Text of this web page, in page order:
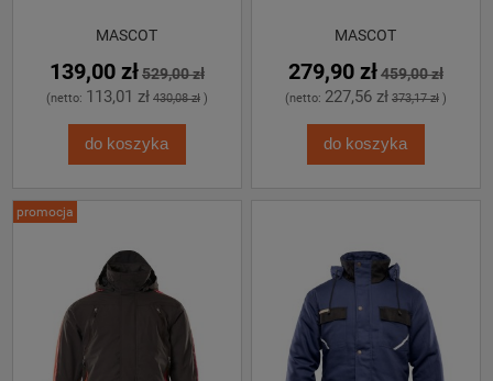
MASCOT
139,00 zł529,00 zł
(netto: 113,01 zł 430,08 zł)
do koszyka
MASCOT
279,90 zł459,00 zł
(netto: 227,56 zł 373,17 zł)
do koszyka
promocja